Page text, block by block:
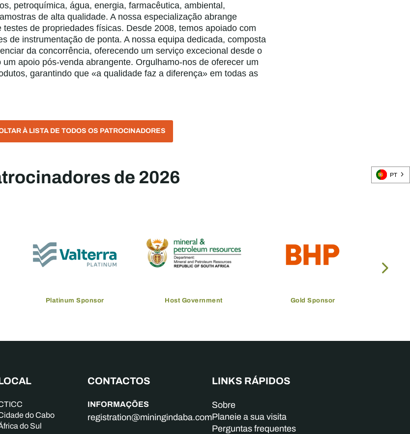
petroquímica, água, energia, farmacêutica, ambiental,
de alta qualidade. A nossa especialização abrange
de propriedades físicas. Desde 2008, temos apoiado com
de instrumentação de ponta. A nossa equipa dedicada, composta
da concorrência, oferecendo um serviço excecional desde o
apoio pós-venda abrangente. Orgulhamo-nos de oferecer um
garantindo que «a qualidade faz a diferença» em todas as
À LISTA DE TODOS OS PATROCINADORES
de 2026
Platinum Sponsor Host Government Gold Sponsor
do Cabo
do Sul
CONTACTOS
INFORMAÇÕES
registration@miningindaba.com
LINKS RÁPIDOS
Sobre
Planeie a sua visita
Perguntas frequentes
PT